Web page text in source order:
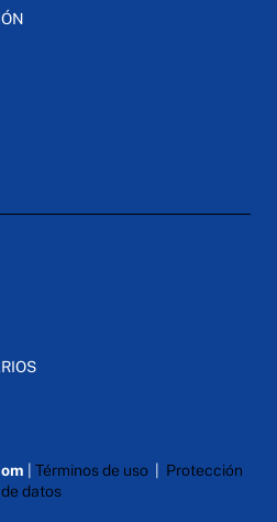
Términos de uso| Protección
de datos